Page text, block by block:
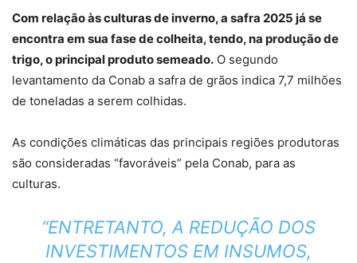
Com relação às culturas de inverno, a safra 2025 já se
encontra em sua fase de colheita, tendo, na produção de
trigo, o principal produto semeado. O segundo
levantamento da Conab a safra de grãos indica 7,7 milhões
de toneladas a serem colhidas.
As condições climáticas das principais regiões produtoras
são consideradas “favoráveis” pela Conab, para as
culturas.
“ENTRETANTO, A REDUÇÃO DOS
INVESTIMENTOS EM INSUMOS,